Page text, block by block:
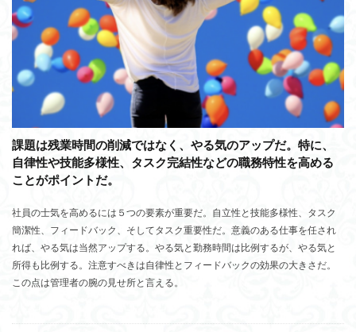
課題は残業時間の削減ではなく、やる気のアップだ。特に、
自律性や技能多様性、タスク完結性などの職務特性を高める
ことがポイントだ。
社員の士気を高めるには５つの要素が重要だ。自立性と技能多様性、タスク
簡潔性、フィードバック、そしてタスク重要性だ。意義のある仕事を任され
れば、やる気は当然アップする。やる気と勤務時間は比例するが、やる気と
所得も比例する。注意すべきは自律性とフィードバックの効果の大きさだ。
この点は管理者の腕の見せ所と言える。